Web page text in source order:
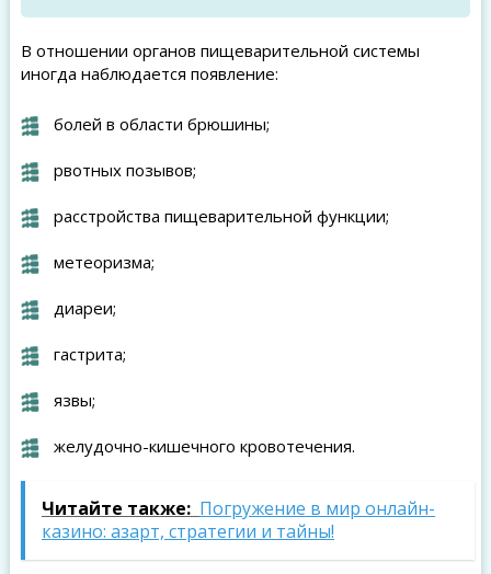
В отношении органов пищеварительной системы
иногда наблюдается появление:
болей в области брюшины;
рвотных позывов;
расстройства пищеварительной функции;
метеоризма;
диареи;
гастрита;
язвы;
желудочно-кишечного кровотечения.
Читайте также: Погружение в мир онлайн-
казино: азарт, стратегии и тайны!